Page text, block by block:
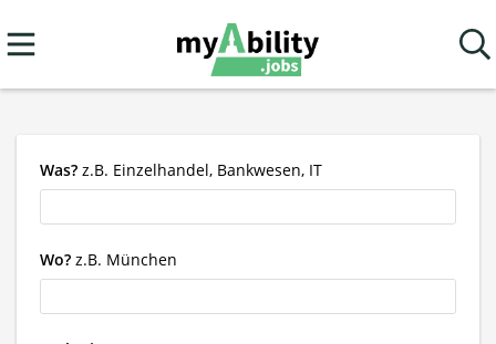
Was? z.B. Einzelhandel, Bankwesen, IT
Wo? z.B. München